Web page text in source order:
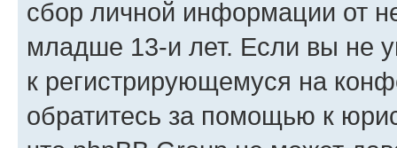
сбор личной информации от
младше 13-и лет. Если вы не
к регистрирующемуся на
обратитесь за помощью к